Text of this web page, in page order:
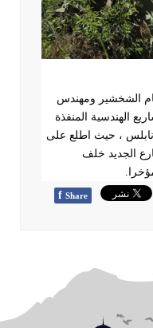
الشخشير ومهندس
الهندسية المنفذة
نابلس ، حيث اطلع على
الجديد خلف
.
f Share